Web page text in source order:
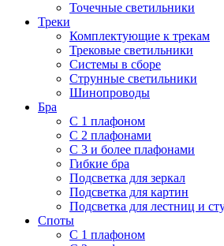
Точечные светильники
Треки
Комплектующие к трекам
Трековые светильники
Системы в сборе
Струнные светильники
Шинопроводы
Бра
С 1 плафоном
С 2 плафонами
С 3 и более плафонами
Гибкие бра
Подсветка для зеркал
Подсветка для картин
Подсветка для лестниц и
Споты
С 1 плафоном